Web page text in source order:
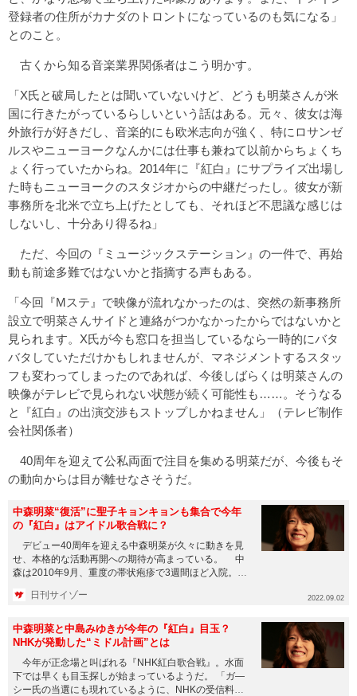
登録者の住所がカナダのトロントになっているのも気になる」
とのこと。
古くから知る音楽業界関係者はこう明かす。
「X氏と破局したとは聞いていないけど、どうも明菜さんが米
国に行きたがっているらしいという話はある。元々、彼女は海
外旅行が好きだし、音楽的にも欧米志向が強く、特にロサンゼ
ルスやニューヨークなんかには仕事も兼ねて以前からちょくち
ょく行っていたからね。2014年に『紅白』にサプライズ出場し
た時もニューヨークのスタジオからの中継だったし。彼女が新
事務所を北米で立ち上げたとしても、それほど不思議な感じは
しないし、十分あり得るね」
ただ、今回の『ミュージックステーション』の一件で、再始
動も前途多難ではないかと指摘する声もある。
「今回『Mステ』で映像が流れなかったのは、突然の新事務所
設立で明菜さんサイドと連絡がつかなかったからではないかと
見られます。X氏が今も窓口を担当しているなら一時的にバタ
バタしていただけかもしれませんが、マネジメントするスタッ
フも変わってしまったのであれば、今後しばらくは明菜さんの
映像がテレビで見られない状態が続く可能性も……。そうなる
と『紅白』の出演交渉もストップしかねません」（テレビ制作
会社関係者）
40周年を迎えて公私両面で注目を集める明菜だが、今後もそ
の動向からは目が離せなさそうだ。
中森明菜“復活”に聖子キョンキョンも集合で今年
の『紅白』はアイドル歌合戦に？
デビュー40周年を迎える中森明菜が久々に動きを見
せ、本格的な活動再開への期待が高まっている。 中
森は2010年9月、重度の帯状疱疹で3週間ほど入院。退
日刊サイゾー 2022.09.02
中森明菜と中島みゆきが今年の『紅白』目玉？
NHKが発動した“ミドル計画”とは
今年が正念場と叫ばれる『NHK紅白歌合戦』。水面
下では早くも目玉探しが始まっているようだ。 「ガ―
シー氏の当選にも現れているように、NHKの受信料シ